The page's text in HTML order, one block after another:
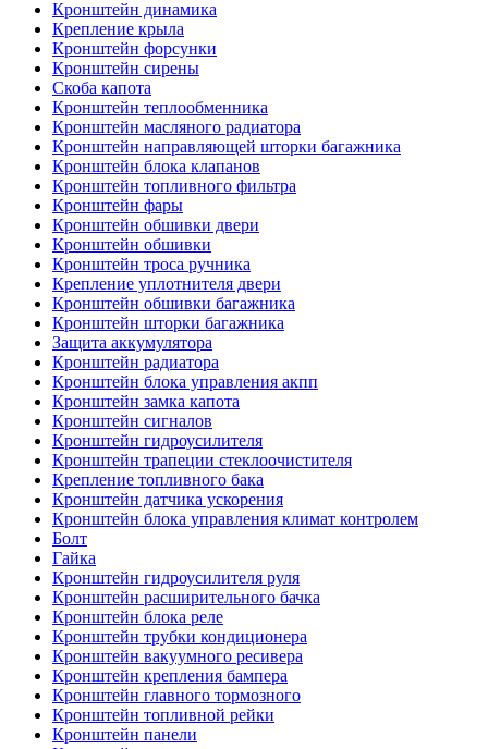
Кронштейн динамика
Крепление крыла
Кронштейн форсунки
Кронштейн сирены
Скоба капота
Кронштейн теплообменника
Кронштейн масляного радиатора
Кронштейн направляющей шторки багажника
Кронштейн блока клапанов
Кронштейн топливного фильтра
Кронштейн фары
Кронштейн обшивки двери
Кронштейн обшивки
Кронштейн троса ручника
Крепление уплотнителя двери
Кронштейн обшивки багажника
Кронштейн шторки багажника
Защита аккумулятора
Кронштейн радиатора
Кронштейн блока управления акпп
Кронштейн замка капота
Кронштейн сигналов
Кронштейн гидроусилителя
Кронштейн трапеции стеклоочистителя
Крепление топливного бака
Кронштейн датчика ускорения
Кронштейн блока управления климат контролем
Болт
Гайка
Кронштейн гидроусилителя руля
Кронштейн расширительного бачка
Кронштейн блока реле
Кронштейн трубки кондиционера
Кронштейн вакуумного ресивера
Кронштейн крепления бампера
Кронштейн главного тормозного
Кронштейн топливной рейки
Кронштейн панели